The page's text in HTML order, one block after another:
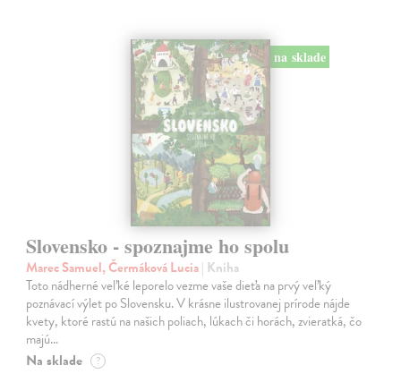
na sklade
Slovensko - spoznajme ho spolu
Marec Samuel, Čermáková Lucia| Kniha
Toto nádherné veľké leporelo vezme vaše dieťa na prvý veľký
poznávací výlet po Slovensku. V krásne ilustrovanej prírode nájde
kvety, ktoré rastú na našich poliach, lúkach či horách, zvieratká, čo
majú…
Na sklade ?